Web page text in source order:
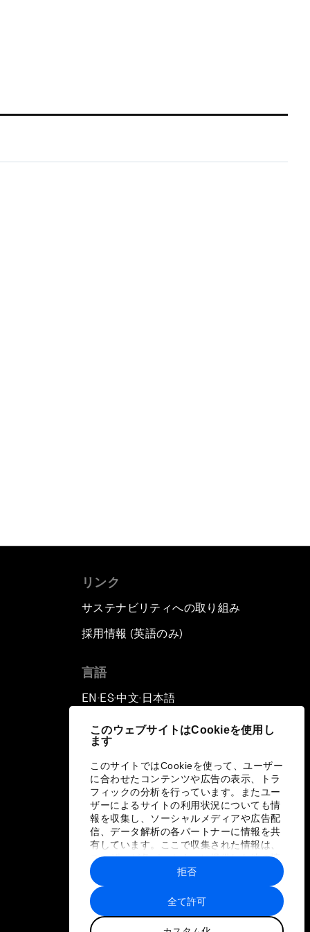
このウェブサイトはCookieを使用し
ます
このサイトではCookieを使って、ユーザー
に合わせたコンテンツや広告の表示、トラ
フィックの分析を行っています。またユー
ザーによるサイトの利用状況についても情
報を収集し、ソーシャルメディアや広告配
信、データ解析の各パートナーに情報を共
有しています。ここで収集された情報は、
ユーザーが各パートナーに提供した他の情
報や各パートナーのサービスを使用した際
に収集された情報と組み合わされ、各パー
トナーによって使用されることがありま
す。
全て許可
拒否
リンク
サステナビリティへの取り組み
採用情報 (英語のみ)
言語
EN ▪ ES▪中文▪ 日本語